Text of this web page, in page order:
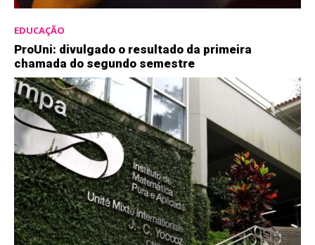
EDUCAÇÃO
ProUni: divulgado o resultado da primeira
chamada do segundo semestre